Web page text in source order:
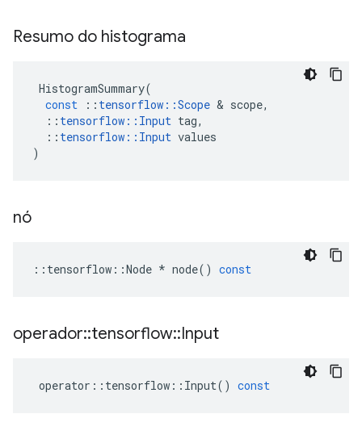
Resumo do histograma
HistogramSummary(
const
:: tensorflow ::Scope & scope,
:: tensorflow :: Input tag,
:: tensorflow :: Input values
)
nó
:: tensorflow ::Node * node() const
operador::tensorflow::Input
operator :: tensorflow :: Input() const